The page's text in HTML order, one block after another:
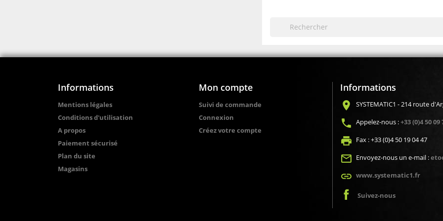
Informations
Mentions légales
Conditions d'utilisation
A propos
Paiement sécurisé
Plan du site
Magasins
Mon compte
Suivi de commande
Connexion
Créez votre compte
Informations
location_on SYSTEMATIC1 - 214 route
local_phone Appelez-nous :+33 (0)4 50 09
local_printshop Fax :+33 (0)4 50 19 04 47
mail_outline Envoyez-nous un e-mail :
link www.systematic1.fr
Suivez-nous